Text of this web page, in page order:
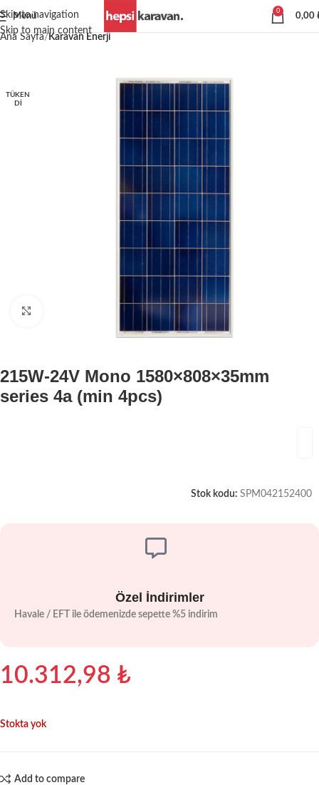
Skip to navigation
Skip to main content
Menü
0
0,00
Ana Sayfa Karavan Enerji
TÜKEN
DI
Büyütmek için tıklayın
215W-24V Mono 1580×808×35mm
series 4a (min 4pcs)
Stok kodu: SPM042152400
Özel İndirimler
Havale / EFT ile ödemenizde sepette %5 indirim
10.312,98 ₺
Stokta yok
Add to compare